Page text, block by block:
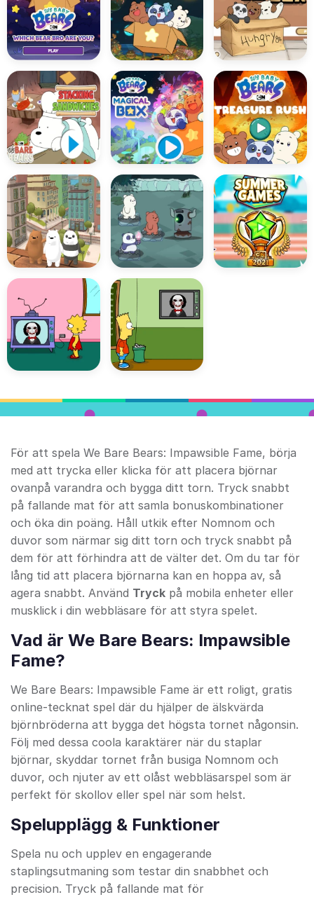
För att spela We Bare Bears: Impawsible Fame, börja
med att trycka eller klicka för att placera björnar
ovanpå varandra och bygga ditt torn. Tryck snabbt
på fallande mat för att samla bonuskombinationer
och öka din poäng. Håll utkik efter Nomnom och
duvor som närmar sig ditt torn och tryck snabbt på
dem för att förhindra att de välter det. Om du tar för
lång tid att placera björnarna kan en hoppa av, så
agera snabbt. Använd Tryck på mobila enheter eller
musklick i din webbläsare för att styra spelet.
Vad är We Bare Bears: Impawsible
Fame?
We Bare Bears: Impawsible Fame är ett roligt, gratis
online-tecknat spel där du hjälper de älskvärda
björnbröderna att bygga det högsta tornet någonsin.
Följ med dessa coola karaktärer när du staplar
björnar, skyddar tornet från busiga Nomnom och
duvor, och njuter av ett olåst webbläsarspel som är
perfekt för skollov eller spel när som helst.
Spelupplägg & Funktioner
Spela nu och upplev en engagerande
staplingsutmaning som testar din snabbhet och
precision. Tryck på fallande mat för